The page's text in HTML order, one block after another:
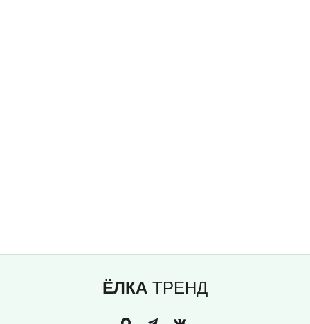
ЁЛКА ТРЕНД